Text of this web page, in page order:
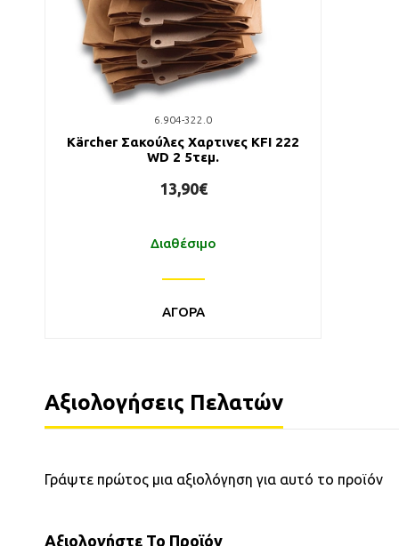
6.904-322.0
Kärcher Σακούλες Χαρτινες KFI 222
WD 2 5τεμ.
13,90€
Διαθέσιμο
ΑΓΟΡΑ
Αξιολογήσεις Πελατών
Γράψτε πρώτος μια αξιολόγηση για αυτό το προϊόν
Αξιολογήστε Το Προϊόν